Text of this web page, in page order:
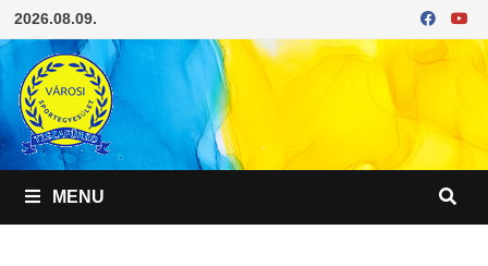
Skip
to
content
2026.08.09.
MENU